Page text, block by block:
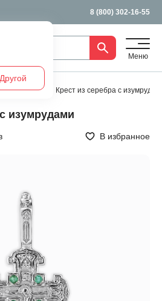
8 (800) 302-16-55
Другой
Меню
Религия Крест из серебра с
изумрудами
В избранное